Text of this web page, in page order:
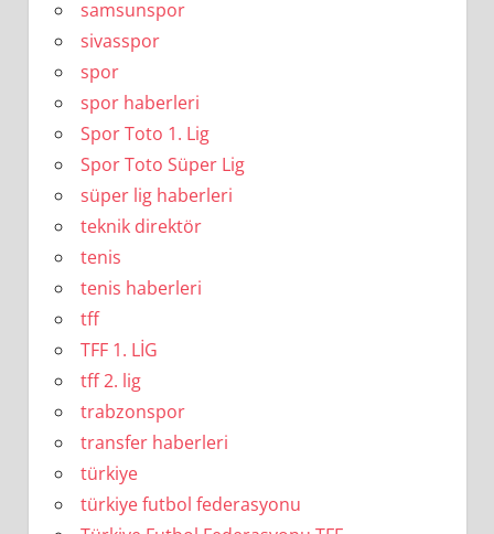
samsunspor
sivasspor
spor
spor haberleri
Spor Toto 1. Lig
Spor Toto Süper Lig
süper lig haberleri
teknik direktör
tenis
tenis haberleri
tff
TFF 1. LİG
tff 2. lig
trabzonspor
transfer haberleri
türkiye
türkiye futbol federasyonu